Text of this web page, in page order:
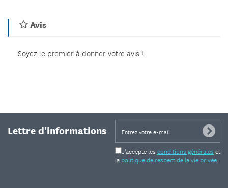
Avis
Soyez le premier à donner votre avis !
Lettre d'informations
J'accepte les conditions générales et
la politique de respect de la vie privée